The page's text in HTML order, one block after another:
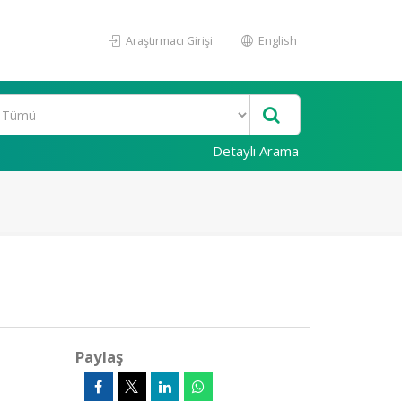
Araştırmacı Girişi English
Detaylı Arama
Paylaş